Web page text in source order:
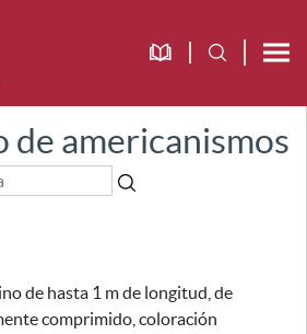
de americanismos
de hasta 1 m de longitud, de
comprimido, coloración